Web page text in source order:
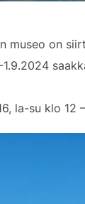
museo on
la-su klo 12